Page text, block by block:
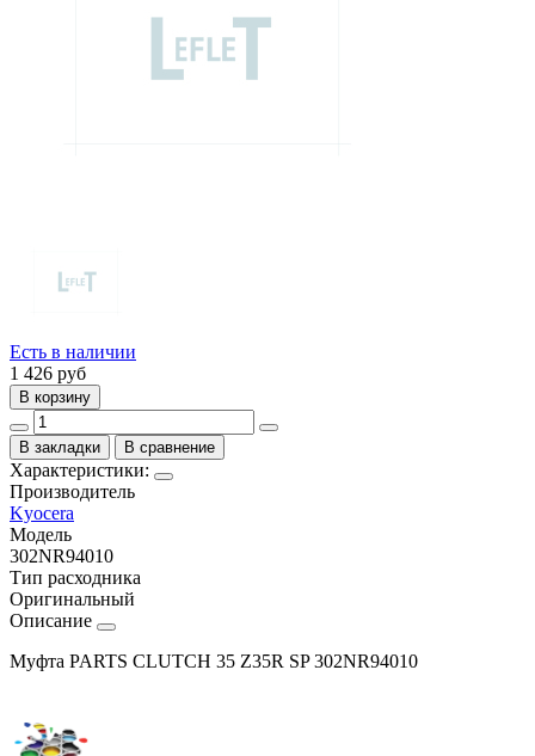
Есть в наличии
1 426 руб
В корзину
В закладки В сравнение
Характеристики:
Производитель
Kyocera
Модель
302NR94010
Тип расходника
Оригинальный
Описание
Муфта PARTS CLUTCH 35 Z35R SP 302NR94010